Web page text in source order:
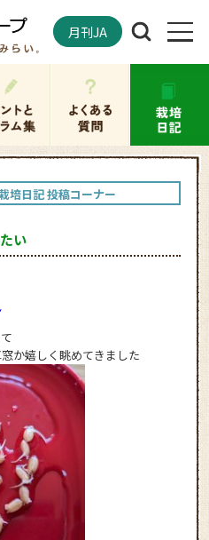
月刊JA
培日記 投稿コーナー
い
か嬉しく眺めてきました